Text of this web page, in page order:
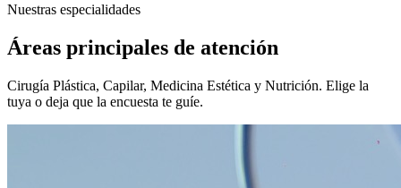
Nuestras especialidades
Áreas principales de atención
Cirugía Plástica, Capilar, Medicina Estética y Nutrición. Elige la
tuya o deja que la encuesta te guíe.